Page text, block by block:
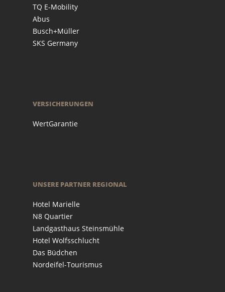
TQ E-Mobility
Abus
Busch+Müller
SKS Germany
VERSICHERUNGEN
WertGarantie
UNSERE PARTNER REGIONAL
Hotel Marielle
N8 Quartier
Landgasthaus Steinsmühle
Hotel Wolfsschlucht
Das Büdchen
Nordeifel-Tourismus